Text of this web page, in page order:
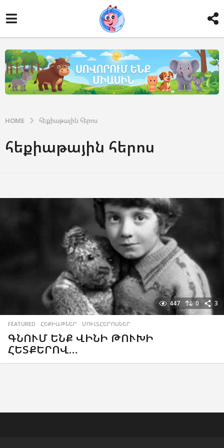
HOME հեքիաթային հերոս
հեքիաթային հերոս
447 0 3
FEATURED ,ՀԵՔԻԱԹՆԵՐ ,ՄՈՒԼՏՀԵՐՈՍՆԵՐ
ԳՆՈՒՄ ԵՆՔ ՎԻՆԻ ԹՈՒԽԻ
ՀԵՏՔԵՐՈՎ…